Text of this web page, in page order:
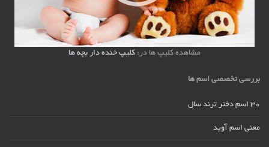
مشاهده کلیپ ها در: کلیپ خنده دار بچه ها
بررسی تخصصی اسم ها
30 اسم دختر ترند سال
معنی اسم آوید